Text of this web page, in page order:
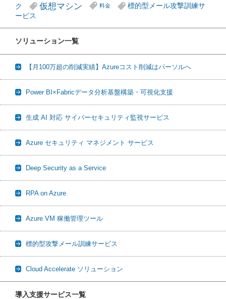
ク
仮想マシン 料金
標的型メール攻撃訓練サ
ービス
ソリューション一覧
【月100万超の削減実績】Azureコスト削減はパーソルへ
Power BI×Fabricデータ分析基盤構築・可視化支援
生成 AI 対応 サイバーセキュリティ監視サービス
Azure セキュリティ マネジメント サービス
Deep Security as a Service
RPA on Azure
Azure VM 稼働管理ツール
標的型攻撃メール訓練サービス
Cloud Accelerate ソリューション
導入支援サービス一覧